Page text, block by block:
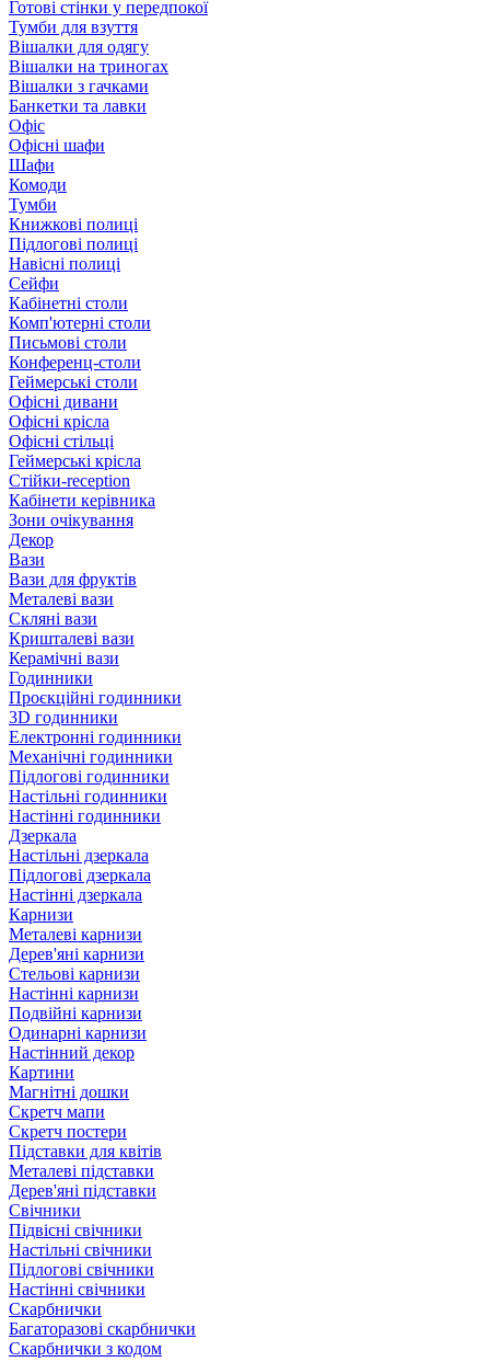
Готові стінки у передпокої
Тумби для взуття
Вішалки для одягу
Вішалки на триногах
Вішалки з гачками
Банкетки та лавки
Офіс
Офісні шафи
Шафи
Комоди
Тумби
Книжкові полиці
Підлогові полиці
Навісні полиці
Сейфи
Кабінетні столи
Комп'ютерні столи
Письмові столи
Конференц-столи
Геймерські столи
Офісні дивани
Офісні крісла
Офісні стільці
Геймерські крісла
Стійки-reception
Кабінети керівника
Зони очікування
Декор
Вази
Вази для фруктів
Металеві вази
Скляні вази
Кришталеві вази
Керамічні вази
Годинники
Проєкційні годинники
3D годинники
Електронні годинники
Механічні годинники
Підлогові годинники
Настільні годинники
Настінні годинники
Дзеркала
Настільні дзеркала
Підлогові дзеркала
Настінні дзеркала
Карнизи
Металеві карнизи
Дерев'яні карнизи
Стельові карнизи
Настінні карнизи
Подвійні карнизи
Одинарні карнизи
Настінний декор
Картини
Магнітні дошки
Скретч мапи
Скретч постери
Підставки для квітів
Металеві підставки
Дерев'яні підставки
Свічники
Підвісні свічники
Настільні свічники
Підлогові свічники
Настінні свічники
Скарбнички
Багаторазові скарбнички
Скарбнички з кодом